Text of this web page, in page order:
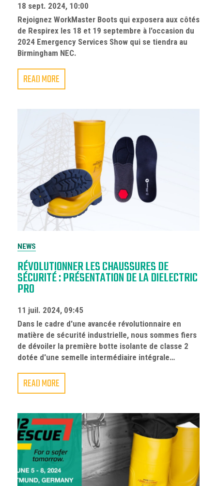
18 sept. 2024, 10:00
Rejoignez WorkMaster Boots qui exposera aux côtés
de Respirex les 18 et 19 septembre à l'occasion du
2024 Emergency Services Show qui se tiendra au
Birmingham NEC.
READ MORE
NEWS
RÉVOLUTIONNER LES CHAUSSURES DE
SÉCURITÉ : PRÉSENTATION DE LA DIELECTRIC
PRO
11 juil. 2024, 09:45
Dans le cadre d'une avancée révolutionnaire en
matière de sécurité industrielle, nous sommes fiers
de dévoiler la première botte isolante de classe 2
dotée d'une semelle intermédiaire intégrale…
READ MORE